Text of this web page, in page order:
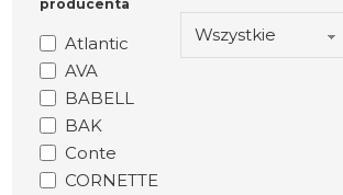
producenta
Atlantic
AVA
BABELL
BAK
Conte
CORNETTE